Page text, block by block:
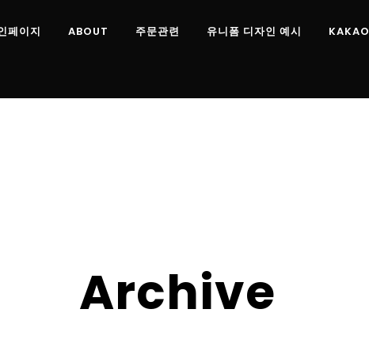
페이지 ABOUT 주문관련 유니폼 디자인 예시 KAKAO
Archive